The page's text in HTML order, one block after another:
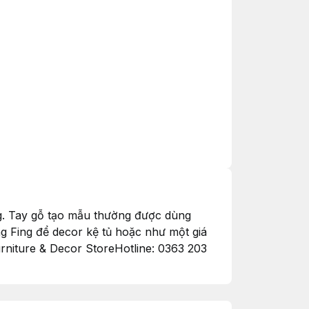
Tay gỗ tạo mẫu thường được dùng
Fing để decor kệ tủ hoặc như một giá
& Decor StoreHotline: 0363 203